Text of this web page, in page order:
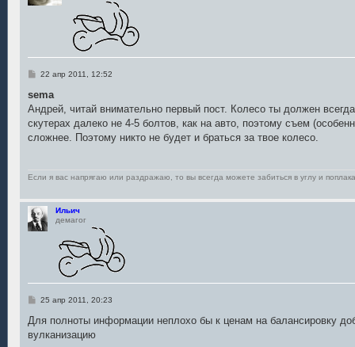
С
о
щ
е
н
и
22 апр 2011, 12:52
sema
Андрей, читай внимательно первый пост. Колесо ты должен
скутерах далеко не 4-5 болтов, как на авто, поэтому съем
сложнее. Поэтому никто не будет и браться за твое колесо.
Если я вас напрягаю или раздражаю, то вы всегда можете забиться в углу и
Ильич
демагог
С
о
щ
25 апр 2011, 20:23
Для полноты информации неплохо бы к ценам на балансировку
вулканизацию